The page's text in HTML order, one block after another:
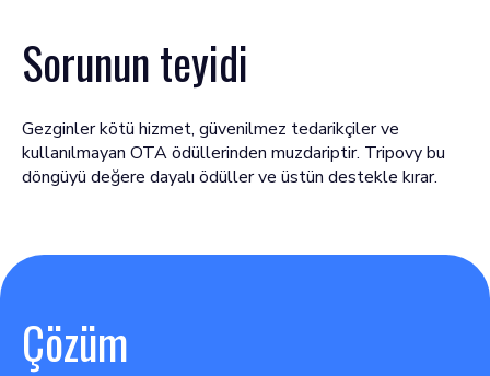
Sorunun teyidi
Gezginler kötü hizmet, güvenilmez tedarikçiler ve
kullanılmayan OTA ödüllerinden muzdariptir. Tripovy bu
döngüyü değere dayalı ödüller ve üstün destekle kırar.
Çözüm